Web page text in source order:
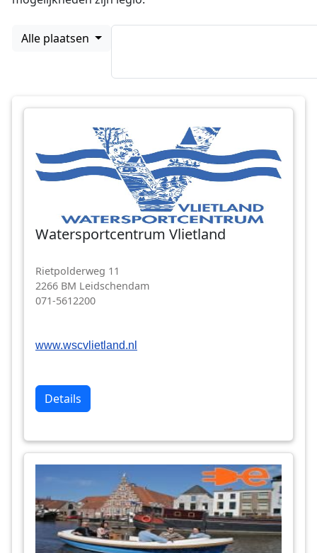
Alle plaatsen
Watersportcentrum Vlietland
Rietpolderweg 11
2266 BM Leidschendam
071-5612200
www.wscvlietland.nl
Details